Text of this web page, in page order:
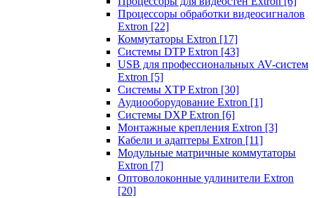
Процессоры обработки видеосигналов
Extron [22]
Коммутаторы Extron [17]
Системы DTP Extron [43]
USB для профессиональных AV-систем
Extron [5]
Системы XTP Extron [30]
Аудиооборудование Extron [1]
Системы DXP Extron [6]
Монтажные крепления Extron [3]
Кабели и адаптеры Extron [11]
Модульные матричные коммутаторы
Extron [7]
Оптоволоконные удлинители Extron
[20]